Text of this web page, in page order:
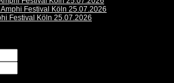
Festival Köln 25.07.2026
Festival Köln 25.07.2026